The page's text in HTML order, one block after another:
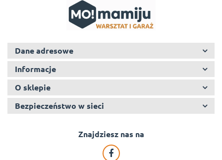
Dane adresowe
Informacje
O sklepie
Bezpieczeństwo w sieci
Znajdziesz nas na